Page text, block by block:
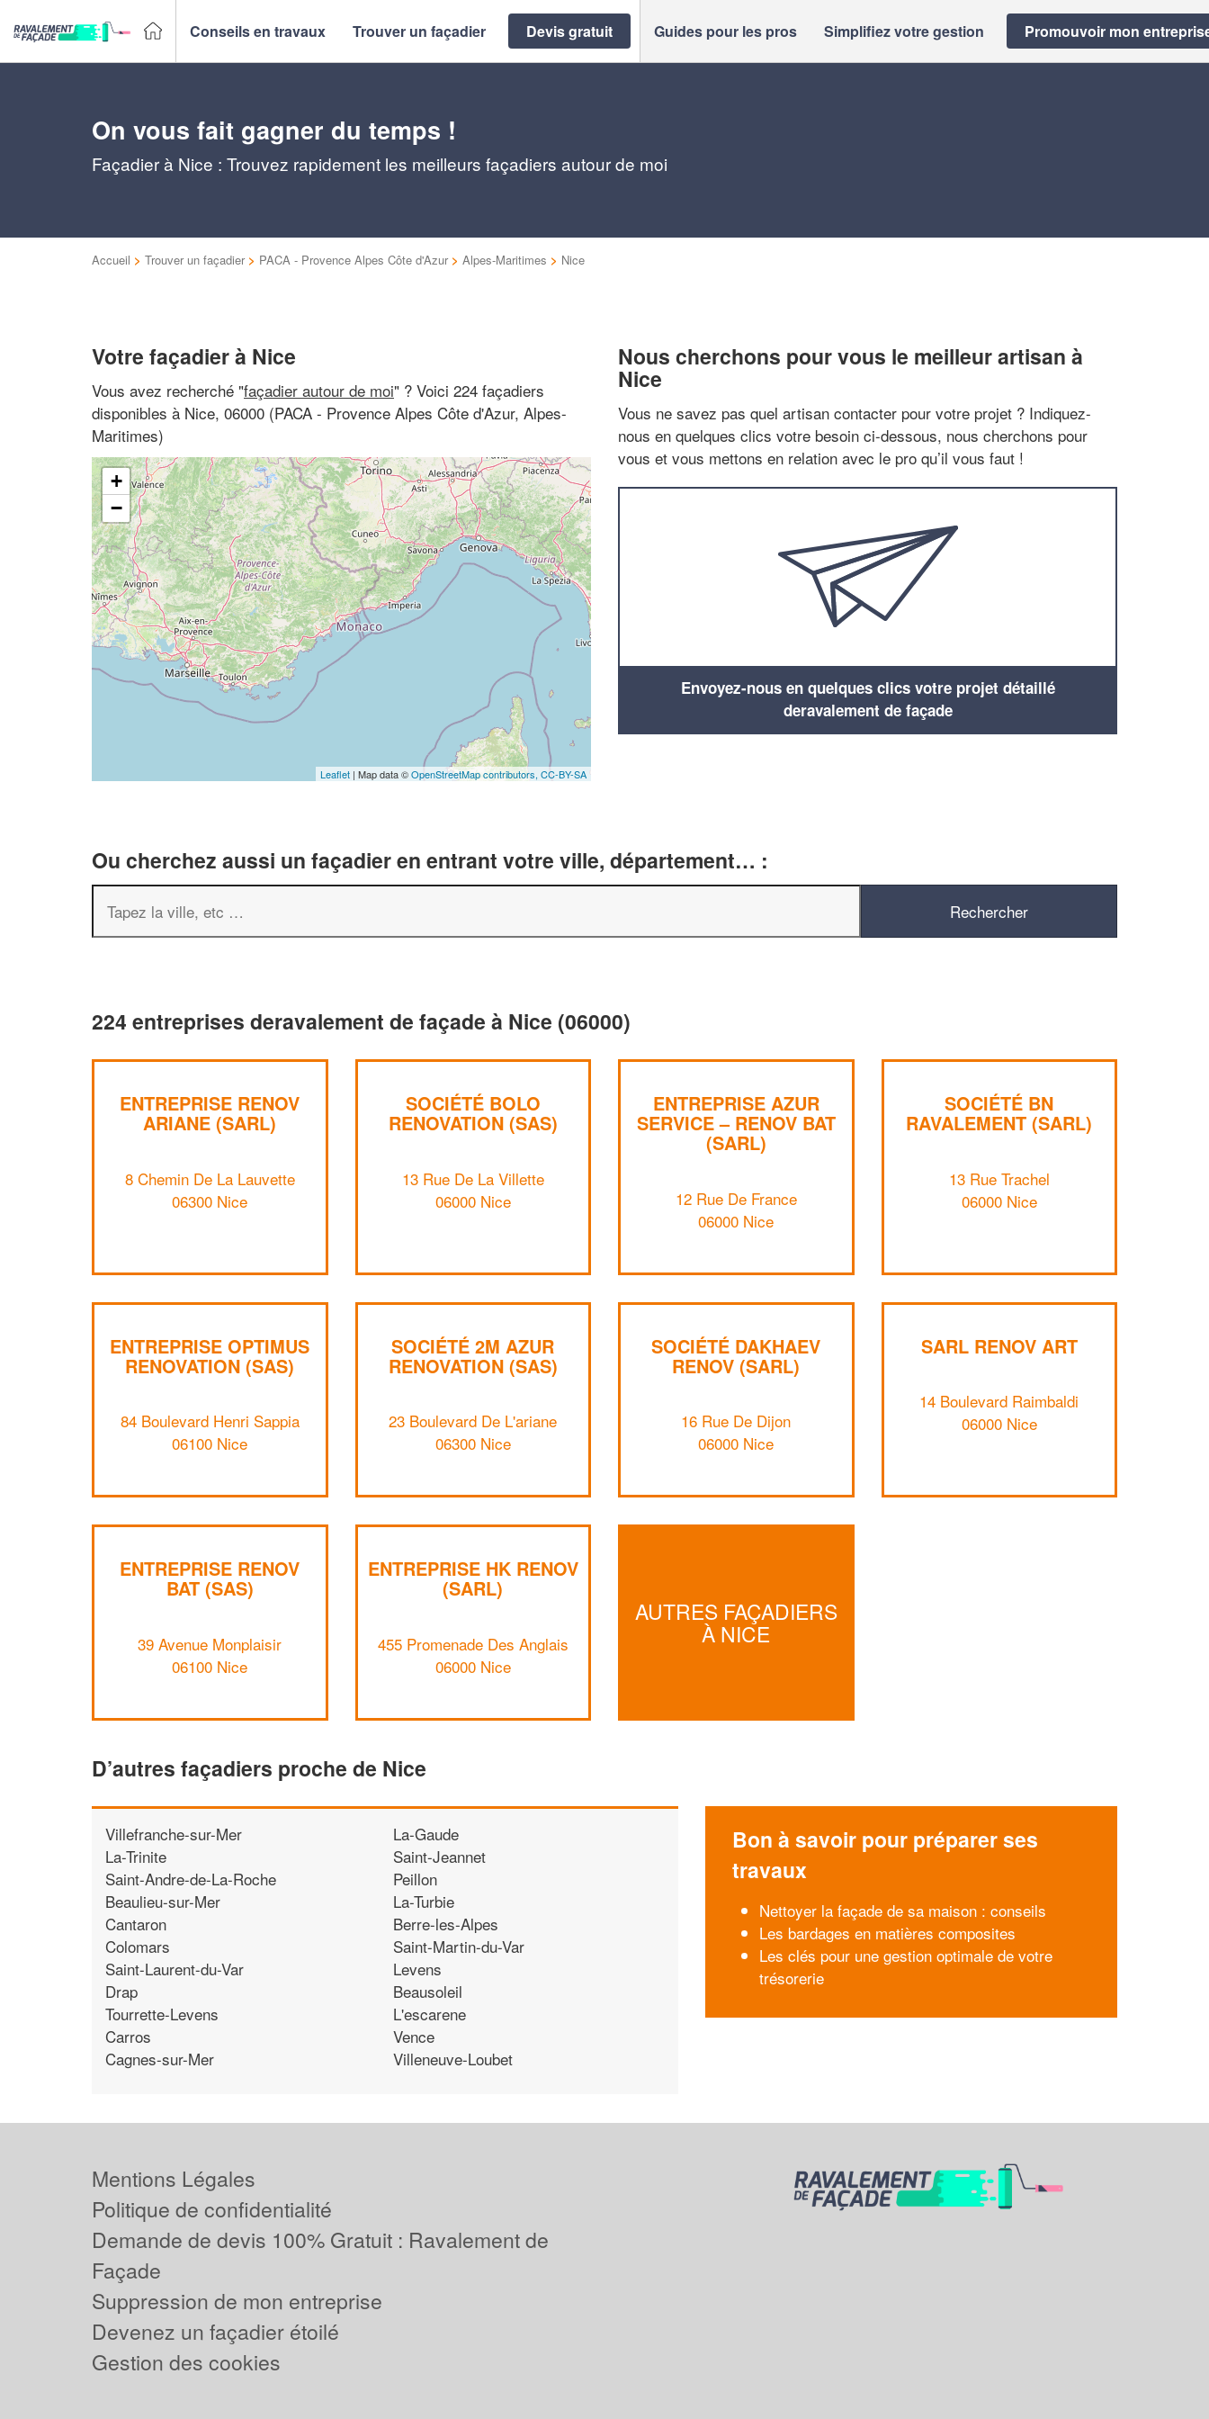
Conseils en travaux Trouver un façadier Devis gratuit Guides pour les pros Simplifiez votre gestion Promouvoir mon
On vous fait gagner du temps !
Façadier à Nice : Trouvez rapidement les meilleurs façadiers autour de moi
Accueil > Trouver un façadier > PACA - Provence Alpes Côte d'Azur > Alpes-Maritimes > Nice
Votre façadier à Nice
Vous avez recherché "façadier autour de moi" ? Voici 224 façadiers
disponibles à Nice, 06000 (PACA - Provence Alpes Côte d'Azur, Alpes-
Maritimes)
+
−
Leaflet | Map data ©OpenStreetMap contributors, CC-BY-SA
Nous cherchons pour vous le meilleur artisan à
Nice
Vous ne savez pas quel artisan contacter pour votre projet ? Indiquez-
nous en quelques clics votre besoin ci-dessous, nous cherchons pour
vous et vous mettons en relation avec le pro qu’il vous faut !
Envoyez-nous en quelques clics votre projet détaillé
deravalement de façade
Ou cherchez aussi un façadier en entrant votre ville, département… :
224 entreprises deravalement de façade à Nice (06000)
ENTREPRISE RENOV
ARIANE (SARL)
8 Chemin De La Lauvette
06300 Nice
SOCIÉTÉ BOLO
RENOVATION (SAS)
13 Rue De La Villette
06000 Nice
ENTREPRISE AZUR
SERVICE – RENOV BAT
(SARL)
12 Rue De France
06000 Nice
SOCIÉTÉ BN
RAVALEMENT (SARL)
13 Rue Trachel
06000 Nice
ENTREPRISE OPTIMUS
RENOVATION (SAS)
84 Boulevard Henri Sappia
06100 Nice
SOCIÉTÉ 2M AZUR
RENOVATION (SAS)
23 Boulevard De L'ariane
06300 Nice
SOCIÉTÉ DAKHAEV
RENOV (SARL)
16 Rue De Dijon
06000 Nice
SARL RENOV ART
14 Boulevard Raimbaldi
06000 Nice
ENTREPRISE RENOV
BAT (SAS)
39 Avenue Monplaisir
06100 Nice
ENTREPRISE HK RENOV
(SARL)
455 Promenade Des Anglais
06000 Nice
AUTRES FAÇADIERS
À NICE
D’autres façadiers proche de Nice
Villefranche-sur-Mer
La-Trinite
Saint-Andre-de-La-Roche
Beaulieu-sur-Mer
Cantaron
Colomars
Saint-Laurent-du-Var
Drap
Tourrette-Levens
Carros
Cagnes-sur-Mer
La-Gaude
Saint-Jeannet
Peillon
La-Turbie
Berre-les-Alpes
Saint-Martin-du-Var
Levens
Beausoleil
L'escarene
Vence
Villeneuve-Loubet
Bon à savoir pour préparer ses
travaux
Nettoyer la façade de sa maison : conseils
Les bardages en matières composites
Les clés pour une gestion optimale de votre
trésorerie
professionnel ?
nouveaux clients!
Mentions Légales
Politique de confidentialité
Demande de devis 100% Gratuit : Ravalement de
Façade
Suppression de mon entreprise
Devenez un façadier étoilé
Gestion des cookies